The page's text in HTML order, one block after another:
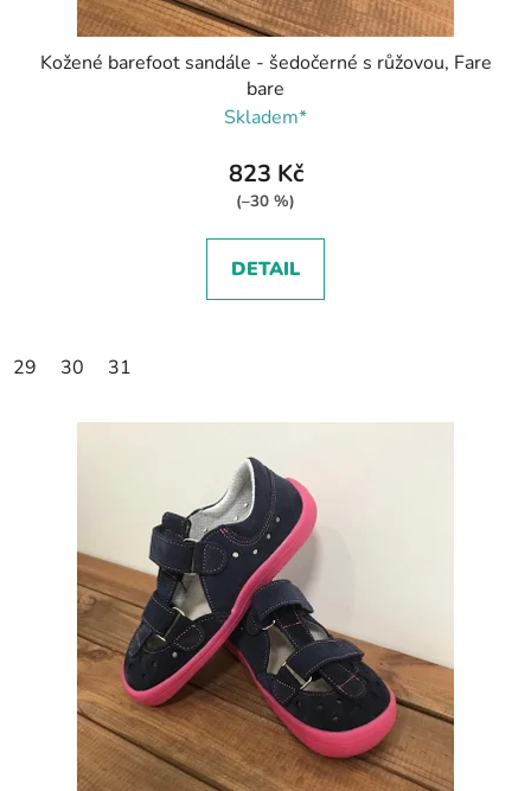
Kožené barefoot sandále - šedočerné s růžovou, Fare
bare
Skladem*
823 Kč
(–30 %)
DETAIL
29 30 31